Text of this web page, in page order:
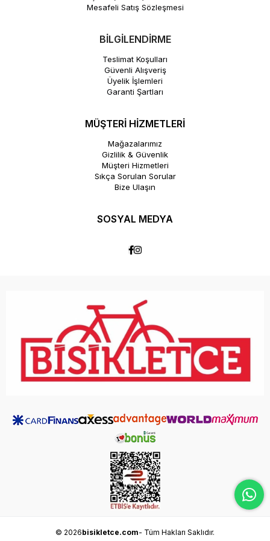
Mesafeli Satış Sözleşmesi
BİLGİLENDİRME
Teslimat Koşulları
Güvenli Alışveriş
Üyelik İşlemleri
Garanti Şartları
MÜŞTERİ HİZMETLERİ
Mağazalarımız
Gizlilik & Güvenlik
Müşteri Hizmetleri
Sıkça Sorulan Sorular
Bize Ulaşın
SOSYAL MEDYA
© 2026bisikletce.com- Tüm Hakları Saklıdır.